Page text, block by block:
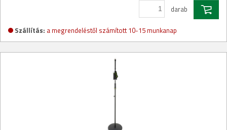
darab
Szállítás: a megrendeléstől számított 10-15 munkanap